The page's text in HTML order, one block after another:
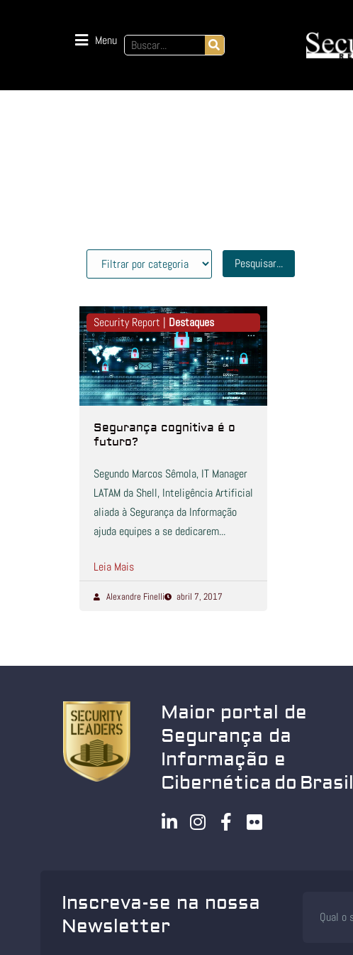
Menu
Pesquisar...
Security Report | Destaques
Segurança cognitiva é o
futuro?
Segundo Marcos Sêmola, IT Manager
LATAM da Shell, Inteligência Artificial
aliada à Segurança da Informação
ajuda equipes a se dedicarem...
Leia Mais
Alexandre Finelli abril 7, 2017
Maior portal de
Segurança da
Informação e
Cibernética do Brasil
Inscreva-se na nossa
Newsletter